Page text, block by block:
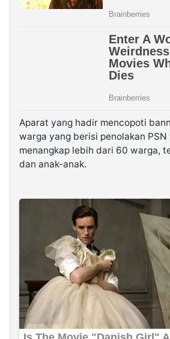
Aparat yang hadir mencopoti
warga yang berisi penolakan
menangkap lebih dari 60 warga,
dan anak-anak.